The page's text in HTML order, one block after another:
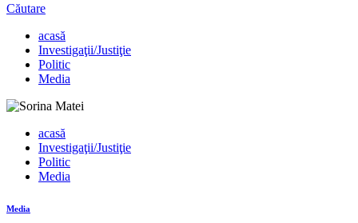
Căutare
acasă
Investigaţii/Justiţie
Politic
Media
acasă
Investigaţii/Justiţie
Politic
Media
Media